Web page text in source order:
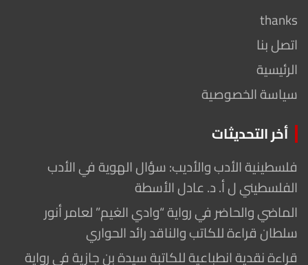
thanks
اتصل بنا
الرئيسية
سياسة الخصوصية
أخر التحديثات
فلسطينية الأدب والأديب: سؤال الهوية في الأدب
الفلسطيني ل أ. د. عادل الأسطة
الماضي والحاضر في رواية “وادي الغيم” لعامر أنور
سلطان قراءة للكاتب والناقد رائد الحواري
قراءة نقدية انطباعية للكاتبة سيدة بن جازية في رواية